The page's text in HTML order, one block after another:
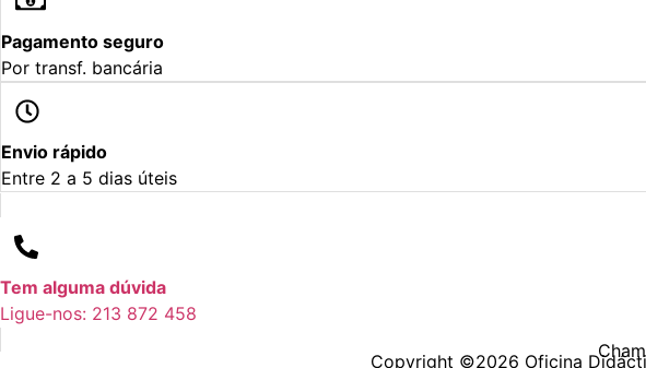
Pagamento seguro
Por transf. bancária
Envio rápido
Entre 2 a 5 dias úteis
Tem alguma dúvida
Ligue-nos: 213 872 458
Copyright ©2026 Oficina